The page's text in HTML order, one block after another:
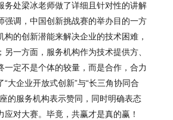
务处梁冰老师做了详细且针对性的讲解
强调，中国创新挑战赛的举办目的一方
构的创新潜能来解决企业的技术困难，
一方面，服务机构作为技术提供方、
一定不是个体的较量，而是合作，合力
大企业开放式创新”与“长三角协同合
的服务机构表示赞同，同时明确表态
应对大赛。毕竟，共赢才是真的赢！